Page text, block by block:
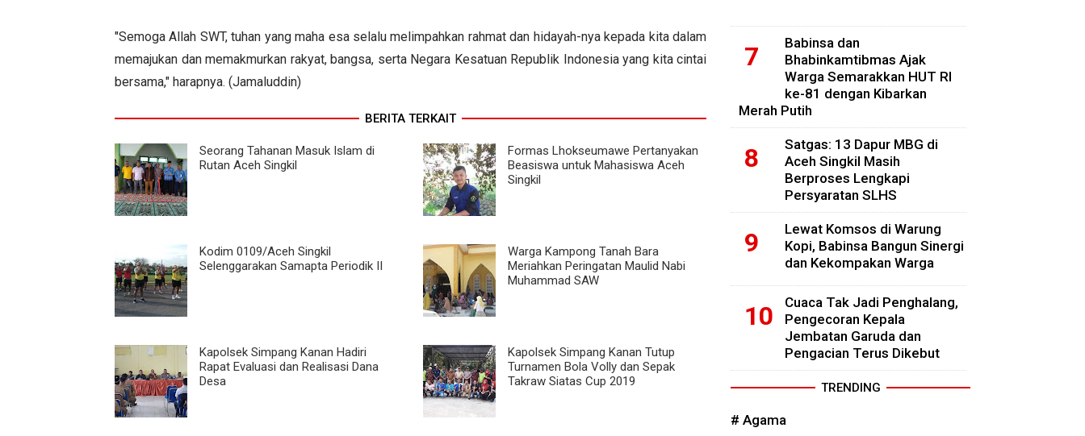
"Semoga Allah SWT, tuhan yang maha esa selalu melimpahkan rahmat dan hidayah-nya kepada kita dalam
memajukan dan memakmurkan rakyat, bangsa, serta Negara Kesatuan Republik Indonesia yang kita cintai
bersama," harapnya. (Jamaluddin)
BERITA TERKAIT
Seorang Tahanan Masuk Islam di
Rutan Aceh Singkil
Formas Lhokseumawe Pertanyakan
Beasiswa untuk Mahasiswa Aceh
Singkil
Kodim 0109/Aceh Singkil
Selenggarakan Samapta Periodik II
Warga Kampong Tanah Bara
Meriahkan Peringatan Maulid Nabi
Muhammad SAW
Kapolsek Simpang Kanan Hadiri
Rapat Evaluasi dan Realisasi Dana
Desa
Kapolsek Simpang Kanan Tutup
Turnamen Bola Volly dan Sepak
Takraw Siatas Cup 2019
Babinsa dan
Bhabinkamtibmas Ajak
Warga Semarakkan HUT RI
ke-81 dengan Kibarkan
Merah Putih
Satgas: 13 Dapur MBG di
Aceh Singkil Masih
Berproses Lengkapi
Persyaratan SLHS
Lewat Komsos di Warung
Kopi, Babinsa Bangun Sinergi
dan Kekompakan Warga
Cuaca Tak Jadi Penghalang,
Pengecoran Kepala
Jembatan Garuda dan
Pengacian Terus Dikebut
TRENDING
# Agama